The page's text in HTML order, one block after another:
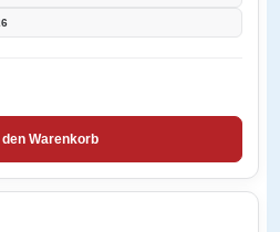
den Warenkorb